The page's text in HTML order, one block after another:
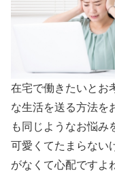
在宅で働きたいとお
な生活を送る方法を
も同じようなお悩み
可愛くてたまらない
がなくて心配ですよ